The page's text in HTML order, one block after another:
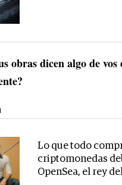
obras dicen algo de vos
Lo que todo
criptomonedas
OpenSea, el rey